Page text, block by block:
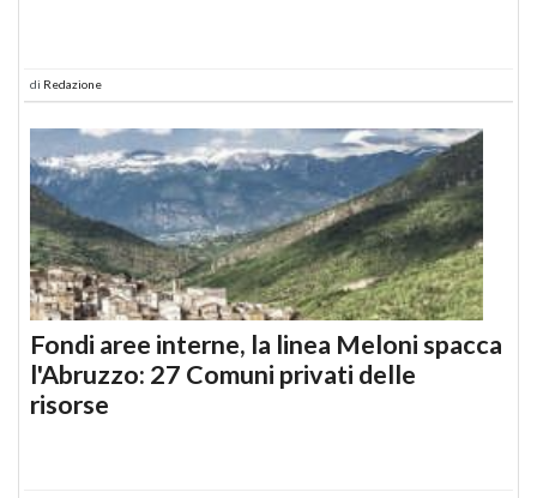
di Redazione
Fondi aree interne, la linea Meloni spacca
l'Abruzzo: 27 Comuni privati delle
risorse